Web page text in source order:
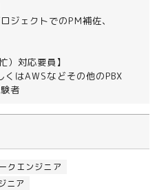
ジェクトでのPM補佐、
）対応要員】
くはAWSなどその他のPBX
者
クエンジニア
ニア